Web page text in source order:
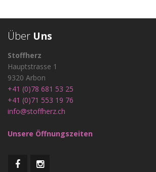
Über Uns
Stoffherz
Hauptstrasse 1
9320 Arbon
+41 (0)78 681 53 25
+41 (0)71 553 19 76
info@stoffherz.ch
Unsere Öffnungszeiten